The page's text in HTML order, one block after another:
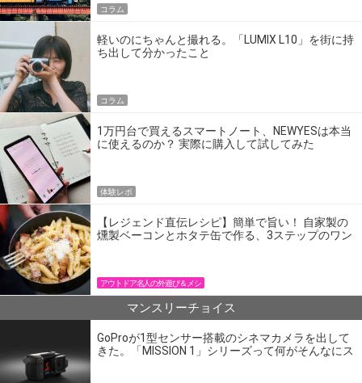
コラム
軽いのにちゃんと撮れる。「LUMIX L10」を街に持
ち出して分かったこと
コラム
1万円台で買えるスマートノート、NEWYESは本当
に使えるのか？ 実際に購入して試してみた
体験レポ
【レジェンド直伝レシピ】簡単で旨い！ 自家製の
燻製ベーコンとホタテ缶で作る、3ステップのワン
アウトドア名人の外遊び＆メシ
マンスリーチョイス
GoProが1型センサー搭載のシネマカメラを出して
きた。「MISSION 1」シリーズって何がそんなにス